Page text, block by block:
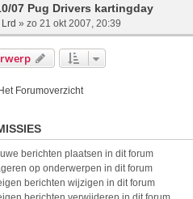
07 Pug Drivers kartingday
Lrd » zo 21 okt 2007, 20:39
Forumoverzicht
berichten plaatsen in dit forum
op onderwerpen in dit forum
berichten wijzigen in dit forum